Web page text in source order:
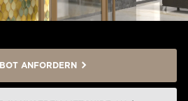
ANFORDERN